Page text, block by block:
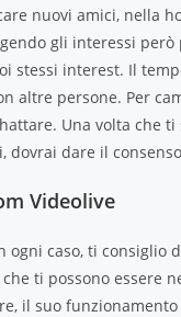
nuovi amici, nella
gli interessi
stessi interest. Il
altre persone. Per
Una volta che
dovrai dare il
Videolive
ogni caso, ti consiglio
ti possono essere
il suo